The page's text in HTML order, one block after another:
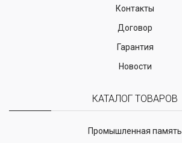
Контакты
Договор
Гарантия
Новости
КАТАЛОГ ТОВАРОВ
Промышленная память